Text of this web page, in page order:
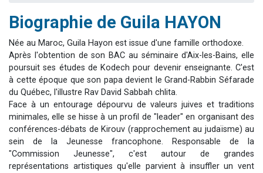
Nathaniel vient de donner son Maasser
2 personnes viennent de faire un don pour Reloger Rivka, 6 enfants, victime de violences...
10 personnes viennent de demander une bénédiction
Il reste 49 places pour étudier en groupe sur Zoom
Dovan vient de donner son Maasser
2 personnes viennent de nous rejoindre sur WhatsApp
Malgorzata vient de donner son Maasser
Biographie de Guila HAYON
Née au Maroc, Guila Hayon est issue d'une famille orthodoxe.
Après l'obtention de son BAC au séminaire d'Aix-les-Bains, elle
poursuit ses études de Kodech pour devenir enseignante. C'est
à cette époque que son papa devient le Grand-Rabbin Séfarade
du Québec, l'illustre Rav David Sabbah chlita.
Face à un entourage dépourvu de valeurs juives et traditions
minimales, elle se hisse à un profil de "leader" en organisant des
conférences-débats de Kirouv (rapprochement au judaïsme) au
sein de la Jeunesse francophone. Responsable de la
"Commission Jeunesse", c'est autour de grandes
représentations artistiques qu'elle parvient à insuffler un vent